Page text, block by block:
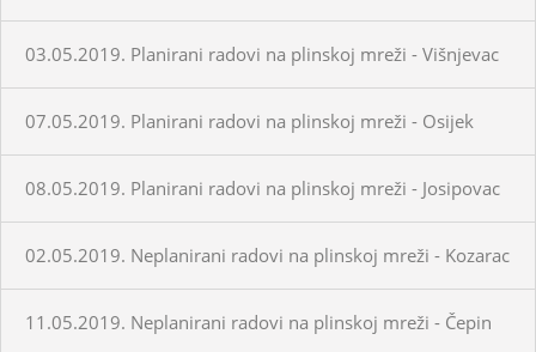
03.05.2019. Planirani radovi na plinskoj mreži - Višnjevac
07.05.2019. Planirani radovi na plinskoj mreži - Osijek
08.05.2019. Planirani radovi na plinskoj mreži - Josipovac
02.05.2019. Neplanirani radovi na plinskoj mreži - Kozarac
11.05.2019. Neplanirani radovi na plinskoj mreži - Čepin